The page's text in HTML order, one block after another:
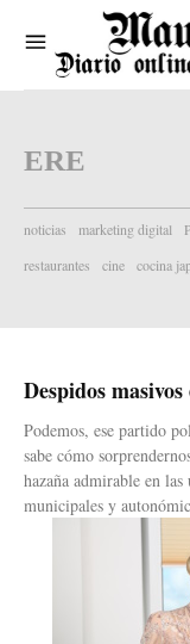
ERE
noticias marketing digital
restaurantes
cine cocina
Despidos masivos
Podemos, ese partido
sabe cómo
hazaña admirable en
municipales y